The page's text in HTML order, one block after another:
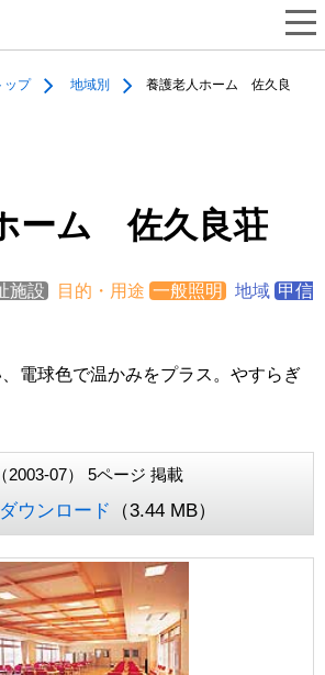
ップ 地域別
養護老人ホーム 佐久良
ーム 佐久良荘
施設 目的・用途 一般照明 地域 甲信
電球色で温かみをプラス。やすらぎ
2003-07） 5ページ 掲載
ウンロード （3.44 MB）